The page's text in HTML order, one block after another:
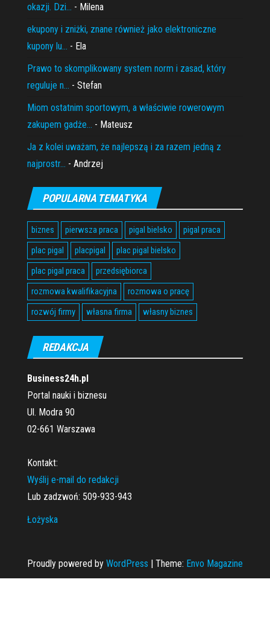
okazji. Dzi... - Milena
ekupony i zniżki, znane również jako elektroniczne
kupony lu... - Ela
Prawo to skomplikowany system norm i zasad, który
reguluje n... - Stefan
Miom ostatnim sportowym, a właściwie rowerowym
zakupem gadże... - Mateusz
Ja z kolei uważam, że najlepszą i za razem jedną z
najprostr... - Andrzej
POPULARNA TEMATYKA
biznes pierwsza praca pigal bielsko
pigal praca
plac pigal
placpigal
plac pigal bielsko
plac pigal praca
przedsiębiorca
rozmowa kwalifikacyjna
rozmowa o pracę
rozwój firmy
własna firma własny biznes
REDAKCJA
Business24h.pl
Portal nauki i biznesu
Ul. Modra 90
02-661 Warszawa
Kontakt:
Wyślij e-mail do redakcji
Lub zadzwoń: 509-933-943
Łożyska
Proudly powered by WordPress | Theme: Envo Magazine